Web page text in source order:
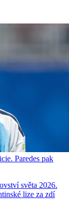
Paredes pak
světa 2026.
lize za zdí